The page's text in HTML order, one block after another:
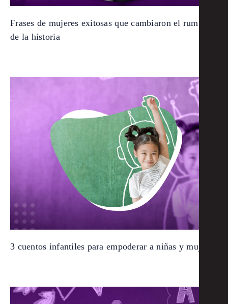
Frases de mujeres exitosas que cambiaron el rumbo
de la historia
3 cuentos infantiles para empoderar a niñas y mujeres